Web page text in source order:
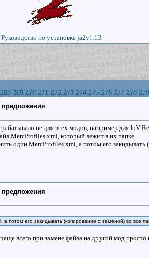
Руководство по установке ja2v1.13
268 269 270 271 272 273 274 275 276 277 278 279
не для всех модов, например для IoV
MercProfiles.xml, который лежит в их папке.
один MercProfiles.xml, а потом его
а потом его закидывать (копирование с заменой) во все
всего при замене файла на другой мод просто